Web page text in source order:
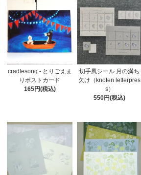
cradlesong - とりごえま
りポストカード
165円(税込)
切手風シール 月の満ち
欠け（knoten letterpres
s）
550円(税込)